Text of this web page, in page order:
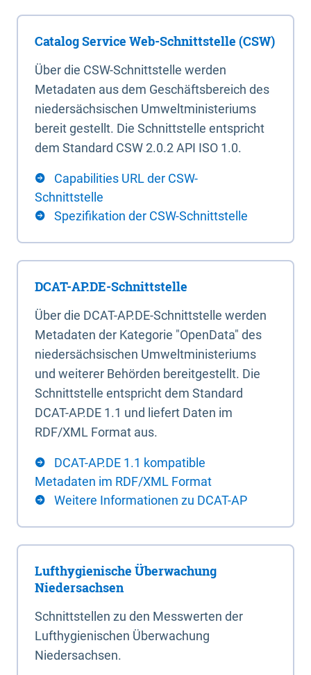
Catalog Service Web-Schnittstelle (CSW)
Über die CSW-Schnittstelle werden
Metadaten aus dem Geschäftsbereich des
niedersächsischen Umweltministeriums
bereit gestellt. Die Schnittstelle entspricht
dem Standard CSW 2.0.2 API ISO 1.0.
Capabilities URL der CSW-
Schnittstelle
Spezifikation der CSW-Schnittstelle
DCAT-AP.DE-Schnittstelle
Über die DCAT-AP.DE-Schnittstelle werden
Metadaten der Kategorie "OpenData" des
niedersächsischen Umweltministeriums
und weiterer Behörden bereitgestellt. Die
Schnittstelle entspricht dem Standard
DCAT-AP.DE 1.1 und liefert Daten im
RDF/XML Format aus.
DCAT-AP.DE 1.1 kompatible
Metadaten im RDF/XML Format
Weitere Informationen zu DCAT-AP
Lufthygienische Überwachung
Niedersachsen
Schnittstellen zu den Messwerten der
Lufthygienischen Überwachung
Niedersachsen.